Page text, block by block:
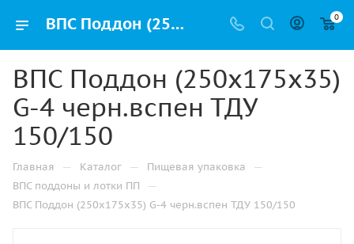
ВПС Поддон (250х175х35) G-4 черн.вспен ТДУ 150/150 купить оптом и розницу с доставкой в Казани 0
ВПС Поддон (250х175х35)
G-4 черн.вспен ТДУ
150/150
Главная — Каталог — Пищевая упаковка —
ВПС поддоны и лотки ПП —
ВПС Поддон (250х175х35) G-4 черн.вспен ТДУ 150/150